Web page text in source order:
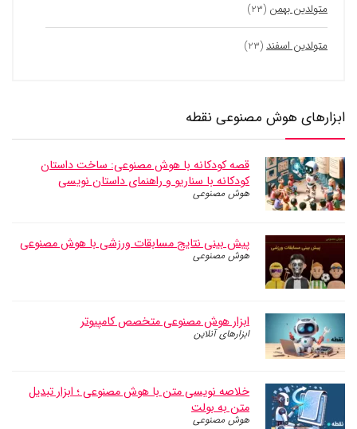
متولدین بهمن (۲۳)
متولدین اسفند (۲۳)
ابزارهای هوش مصنوعی نقطه
قصه کودکانه با هوش مصنوعی: ساخت داستان
کودکانه با سناریو و راهنمای داستان نویسی
هوش مصنوعی
پیش بینی نتایج مسابقات ورزشی با هوش مصنوعی
هوش مصنوعی
ابزار هوش مصنوعی متخصص کامپیوتر
ابزارهای آنلاین
خلاصه نویسی متن با هوش مصنوعی ؛ ابزار تبدیل
متن به بولت
هوش مصنوعی